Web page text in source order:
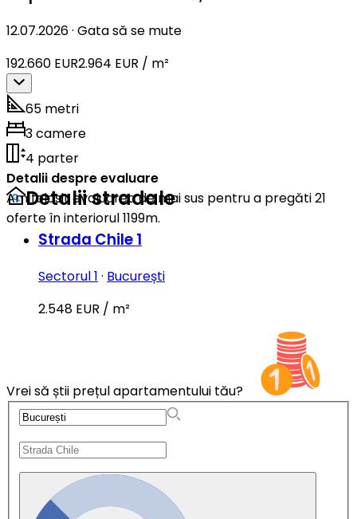
12.07.2026· Gata să se mute
192.660 EUR2.964 EUR / m²
65 metri
3 camere
4 parter
Detalii despre evaluare
Am folosit evaluarea de mai sus pentru a pregăti 21
oferte în interiorul 1199m.
Detalii stradale
Strada Chile 1
Sectorul 1 · București
2.548 EUR / m²
Vrei să știi prețul apartamentului tău?